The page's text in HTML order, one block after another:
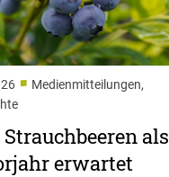
■ Medienmitteilungen,
als
erwartet